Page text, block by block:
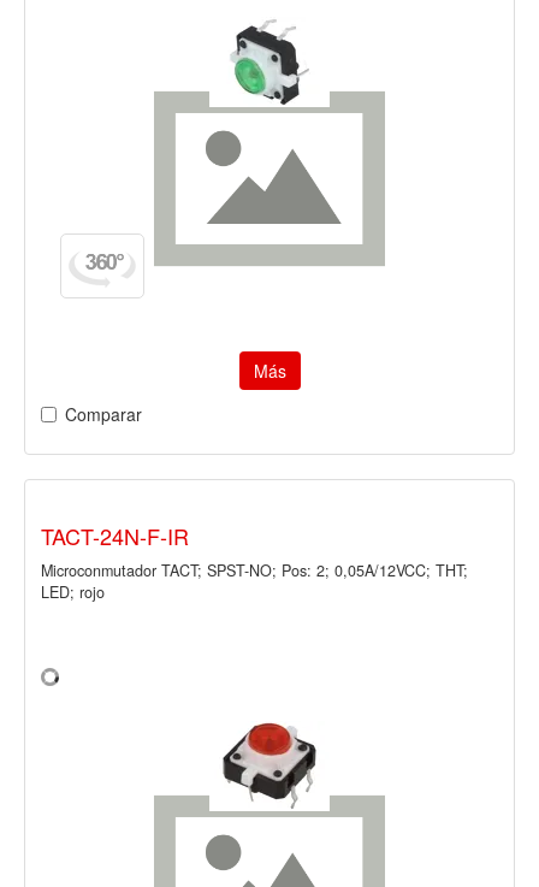
Más
Comparar
TACT-24N-F-IR
Microconmutador TACT; SPST-NO; Pos: 2; 0,05A/12VCC; THT;
LED; rojo